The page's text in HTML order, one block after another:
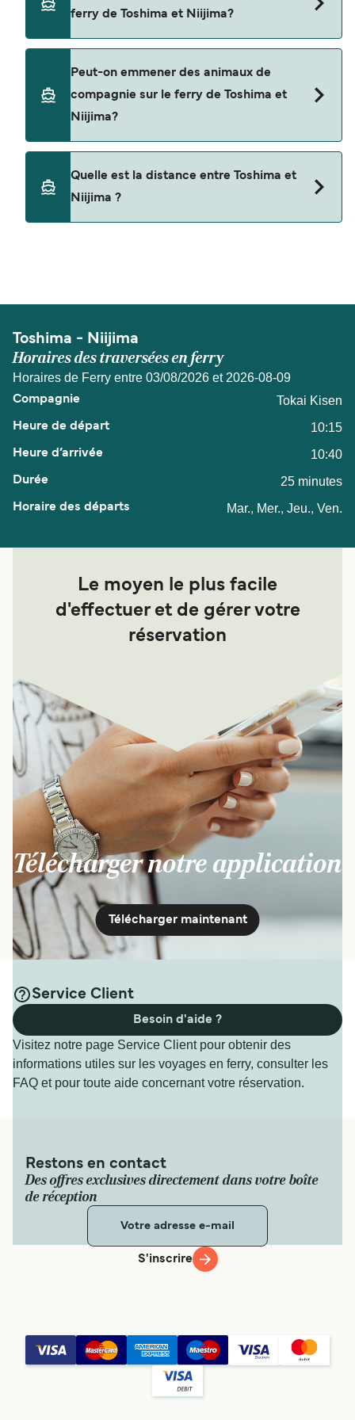
ferry de Toshima et Niijima?
ferry entre Toshima et Niijima.
Peut-on emmener des animaux de
compagnie sur le ferry de Toshima et
Niijima?
pas autorisés à bord pour les traversées entre
Toshima et Niijima.
Quelle est la distance entre Toshima et
Niijima ?
Toshima - Niijima
Horaires des traversées en ferry
Horaires de Ferry entre 03/08/2026 et 2026-08-09
Tokai Kisen
10:15
10:40
25 minutes
Mar., Mer., Jeu., Ven.
Le moyen le plus facile
d'effectuer et de gérer votre
réservation
Télécharger notre application
Télécharger maintenant
Service Client
Visitez notre page Service Client pour obtenir des
informations utiles sur les voyages en ferry, consulter les
FAQ et pour toute aide concernant votre réservation.
Besoin d'aide ?
Restons en contact
Des offres exclusives directement dans votre boîte
de réception
S'inscrire